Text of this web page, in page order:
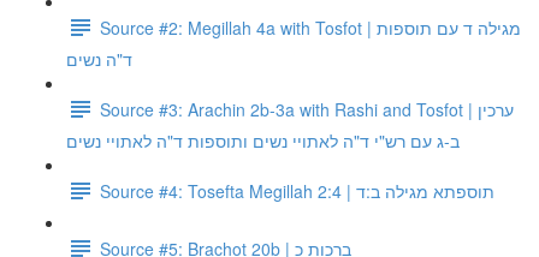
Source #2: Megillah 4a with Tosfot | מגילה ד עם תוספות
ד"ה נשים
Source #3: Arachin 2b-3a with Rashi and Tosfot | ערכין
ב-ג עם רש"י ד"ה לאתויי נשים ותוספות ד"ה לאתויי נשים
Source #4: Tosefta Megillah 2:4 | תוספתא מגילה ב:ד
Source #5: Brachot 20b | ברכות כ